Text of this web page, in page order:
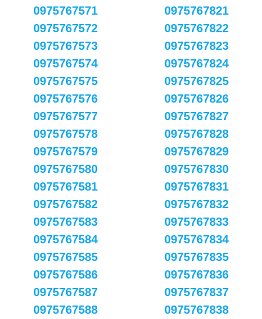
0975767571
0975767572
0975767573
0975767574
0975767575
0975767576
0975767577
0975767578
0975767579
0975767580
0975767581
0975767582
0975767583
0975767584
0975767585
0975767586
0975767587
0975767588
0975767821
0975767822
0975767823
0975767824
0975767825
0975767826
0975767827
0975767828
0975767829
0975767830
0975767831
0975767832
0975767833
0975767834
0975767835
0975767836
0975767837
0975767838